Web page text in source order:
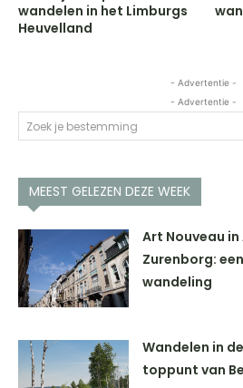
wandelen in het Limburgs
Heuvelland
- Advertentie -
- Advertentie -
Zoek je bestemming
MEEST GELEZEN DEZE WEEK
Art Nouveau
Zurenborg:
wandeling
Wandelen in
toppunt van